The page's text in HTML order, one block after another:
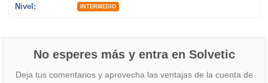
Nivel: INTERMEDIO
No esperes más y entra en Solvetic
Deja tus comentarios y aprovecha las ventajas de la cuenta de